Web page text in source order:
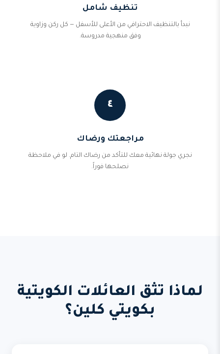
تنظيف شامل
نبدأ بالتنظيف الاحترافي من الأعلى للأسفل — كل ركن وزاوية
وفق منهجية مدروسة.
٤
مراجعتك ورضاك
نجري جولة نهائية معك للتأكد من رضاك التام. لو في ملاحظة
نصلحها فوراً.
لماذا تثق العائلات الكويتية
بكويتي كلين؟